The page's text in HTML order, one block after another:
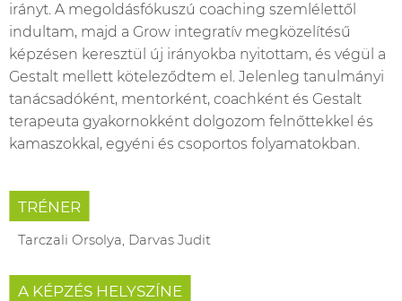
irányt. A megoldásfókuszú coaching szemlélettől
indultam, majd a Grow integratív megközelítésű
képzésen keresztül új irányokba nyitottam, és végül a
Gestalt mellett köteleződtem el. Jelenleg tanulmányi
tanácsadóként, mentorként, coachként és Gestalt
terapeuta gyakornokként dolgozom felnőttekkel és
kamaszokkal, egyéni és csoportos folyamatokban.
TRÉNER
Tarczali Orsolya, Darvas Judit
A KÉPZÉS HELYSZÍNE